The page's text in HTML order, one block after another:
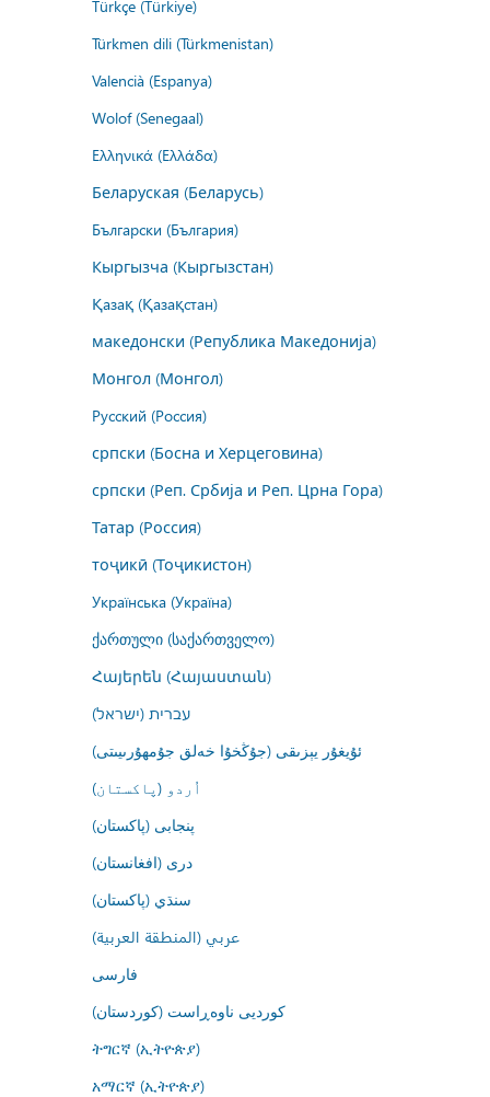
Türkçe (Türkiye)
Türkmen dili (Türkmenistan)
Valencià (Espanya)
Wolof (Senegaal)
Ελληνικά (Ελλάδα)
Беларуская (Беларусь)
Български (България)
Кыргызча (Кыргызстан)
Қазақ (Қазақстан)
македонски (Република Македонија)
Монгол (Монгол)
Русский (Россия)
српски (Босна и Херцеговина)
српски (Реп. Србија и Реп. Црна Гора)
Татар (Россия)
тоҷикӣ (Тоҷикистон)
Українська (Україна)
ქართული (საქართველო)
Հայերեն (Հայաստան)
עברית (ישראל)
ئۇيغۇر يېزىقى (جۇڭخۇا خەلق جۇمھۇرىيىتى)
اُردو (پاکستان)
پنجابی (پاکستان)
درى (افغانستان)
سنڌي (پاکستان)
عربي (المنطقة العربية)
فارسى
کوردیی ناوەڕاست (کوردستان)
ትግርኛ (ኢትዮጵያ)
አማርኛ (ኢትዮጵያ)